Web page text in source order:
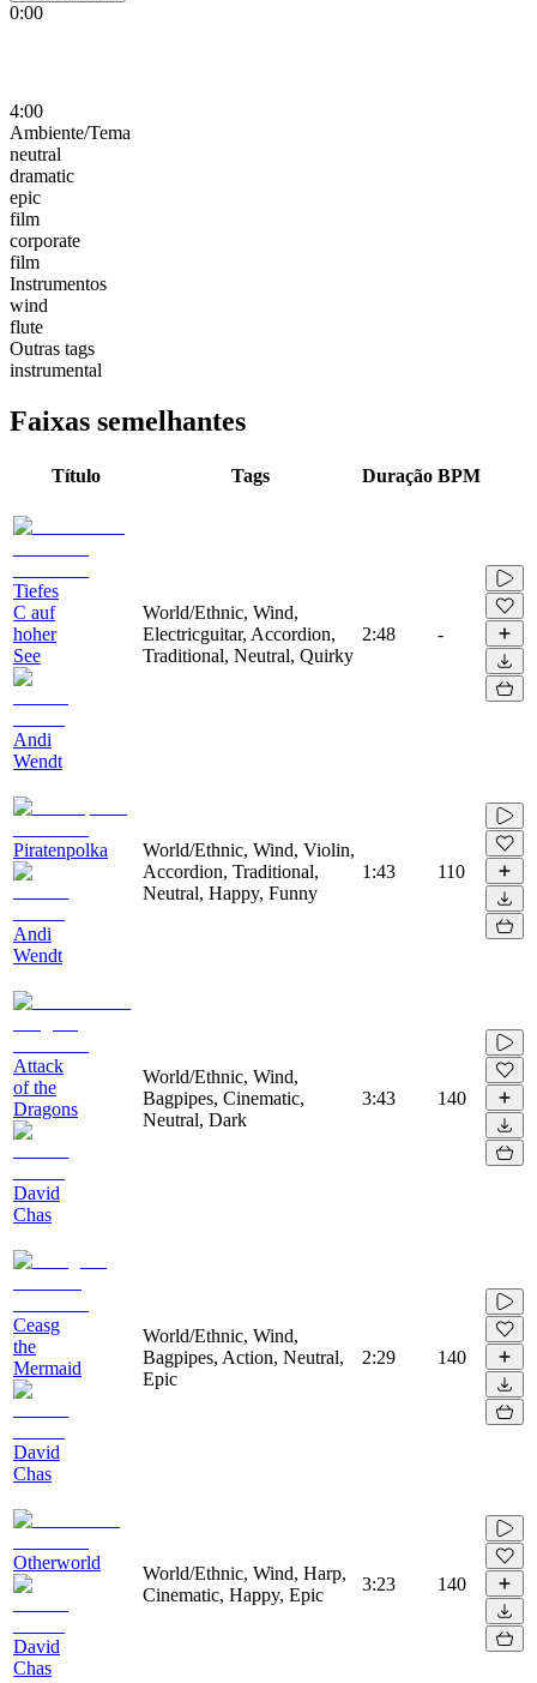
0:00
4:00
Ambiente/Tema
neutral
dramatic
epic
film
corporate
film
Instrumentos
wind
flute
Outras tags
instrumental
Faixas semelhantes
Título Tags Duração BPM
Tiefes
C auf
hoher
See
Andi
Wendt
World/Ethnic, Wind,
Electricguitar, Accordion,
Traditional, Neutral, Quirky
2:48 -
Piratenpolka
Andi
Wendt
World/Ethnic, Wind, Violin,
Accordion, Traditional,
Neutral, Happy, Funny
1:43 110
Attack
of the
Dragons
David
Chas
World/Ethnic, Wind,
Bagpipes, Cinematic,
Neutral, Dark
3:43 140
Ceasg
the
Mermaid
David
Chas
World/Ethnic, Wind,
Bagpipes, Action, Neutral,
Epic
2:29 140
Otherworld
David
Chas
World/Ethnic, Wind, Harp,
Cinematic, Happy, Epic
3:23 140